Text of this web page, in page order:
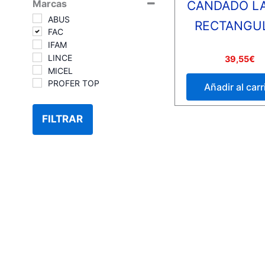
Marcas
ABUS
FAC
IFAM
LINCE
MICEL
PROFER TOP
FILTRAR
CANDADO
0
39,55€
Añadir al